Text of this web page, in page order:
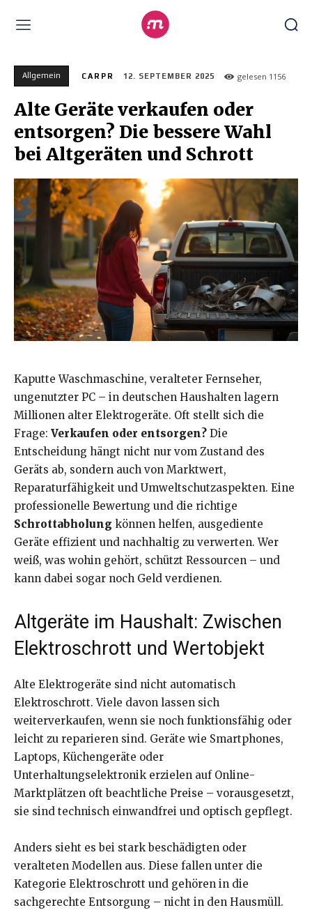
Allgemein CARPR 12. SEPTEMBER 2025 gelesen 1156
Alte Geräte verkaufen oder
entsorgen? Die bessere Wahl
bei Altgeräten und Schrott
Kaputte Waschmaschine, veralteter Fernseher,
ungenutzter PC – in deutschen Haushalten lagern
Millionen alter Elektrogeräte. Oft stellt sich die
Frage: Verkaufen oder entsorgen? Die
Entscheidung hängt nicht nur vom Zustand des
Geräts ab, sondern auch von Marktwert,
Reparaturfähigkeit und Umweltschutzaspekten. Eine
professionelle Bewertung und die richtige
Schrottabholung können helfen, ausgediente
Geräte effizient und nachhaltig zu verwerten. Wer
weiß, was wohin gehört, schützt Ressourcen – und
kann dabei sogar noch Geld verdienen.
Altgeräte im Haushalt: Zwischen
Elektroschrott und Wertobjekt
Alte Elektrogeräte sind nicht automatisch
Elektroschrott. Viele davon lassen sich
weiterverkaufen, wenn sie noch funktionsfähig oder
leicht zu reparieren sind. Geräte wie Smartphones,
Laptops, Küchengeräte oder
Unterhaltungselektronik erzielen auf Online-
Marktplätzen oft beachtliche Preise – vorausgesetzt,
sie sind technisch einwandfrei und optisch gepflegt.
Anders sieht es bei stark beschädigten oder
veralteten Modellen aus. Diese fallen unter die
Kategorie Elektroschrott und gehören in die
sachgerechte Entsorgung – nicht in den Hausmüll.